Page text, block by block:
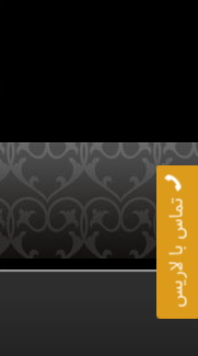
تماس با لاریس